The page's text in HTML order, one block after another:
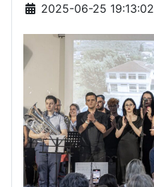
Λεπτομέρειες
2025-06-25 19:13:02